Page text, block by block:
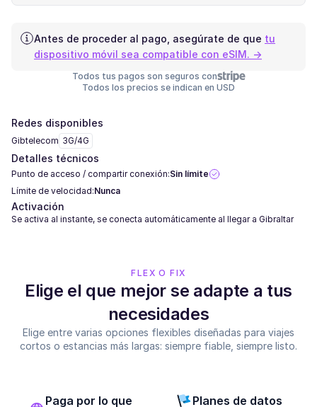
Antes de proceder al pago, asegúrate de que tu
dispositivo móvil sea compatible con eSIM. →
Todos tus pagos son seguros con
Todos los precios se indican en USD
Redes disponibles
Gibtelecom 3G/4G
Detalles técnicos
Punto de acceso / compartir conexión:Sin límite
Límite de velocidad:Nunca
Activación
Se activa al instante, se conecta automáticamente al llegar a Gibraltar
FLEX O FIX
Elige el que mejor se adapte a tus
necesidades
Elige entre varias opciones flexibles diseñadas para viajes
cortos o estancias más largas: siempre fiable, siempre listo.
Paga por lo que
Planes de datos